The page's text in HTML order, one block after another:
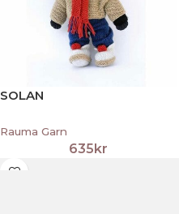
SOLAN
Rauma Garn
635kr